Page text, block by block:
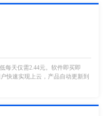
每天仅需2.44元。软件即买即
快速实现上云，产品自动更新到